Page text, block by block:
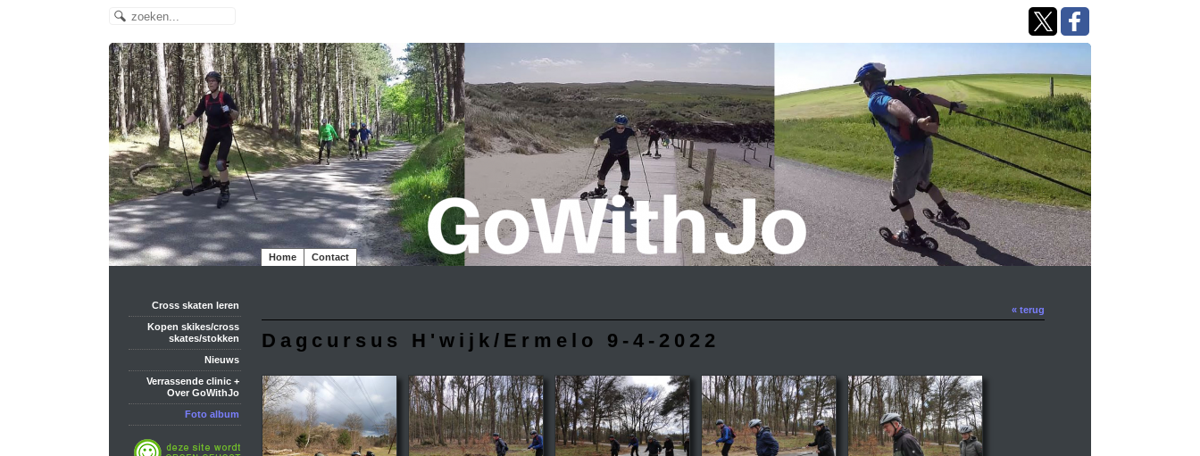
Home Contact
Cross skaten leren
Kopen skikes/cross
skates/stokken
Nieuws
Verrassende clinic +
Over GoWithJo
Foto album
« terug
Dagcursus H'wijk/Ermelo 9-4-2022